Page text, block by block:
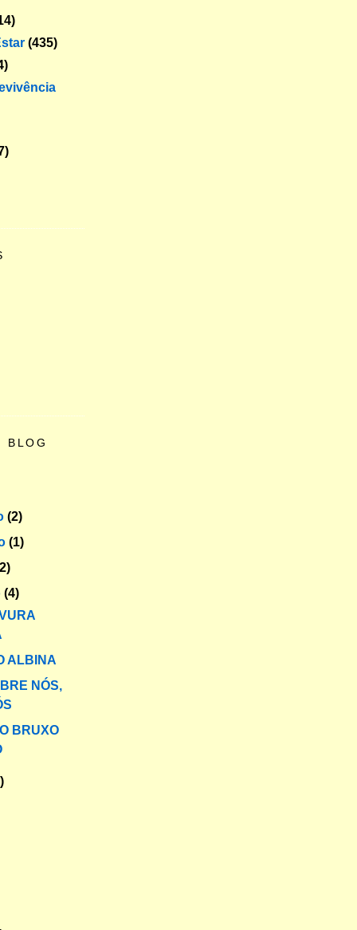
(435)
BLOG
(2)
(1)
(4)
ALBINA
NÓS,
BRUXO